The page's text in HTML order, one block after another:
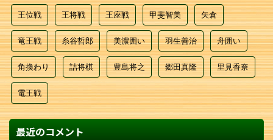
王位戦 王将戦 王座戦 甲斐智美 矢倉
竜王戦 糸谷哲郎 美濃囲い 羽生善治 舟囲い
角換わり 詰将棋 豊島将之 郷田真隆 里見香奈
電王戦
最近のコメント